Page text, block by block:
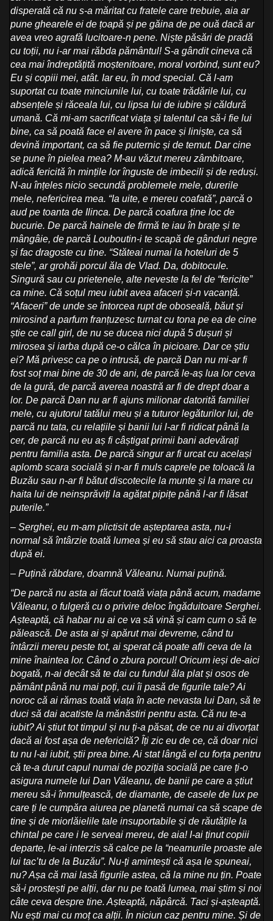
disperată că nu s-a măritat cu fratele care trebuie, aia ar
pune ghearele ei de țoapă și pe găina de pe ouă dacă ar
avea vreo agrafă lucitoare-n pene. Niște păsări de pradă
cu toții, nu i-ar mai răbda pământul! S-a gândit cineva că
cea mai îndreptățită moștenitoare, moral vorbind, sunt eu?
Eu și copiii mei, atât. Iar eu, în mod special. Că l-am
suportat cu toate minciunile lui, cu toate trădările lui, cu
absențele și răceala lui, cu lipsa lui de iubire și căldură
umană. Că mi-am sacrificat viața și talentul ca să-i fie lui
bine, ca să poată face el avere în pace și liniște, ca să
devină important, ca să fie puternic și de temut. Dar cine
se pune în pielea mea? M-au văzut mereu zâmbitoare,
adică fericită în mințile lor înguste de imbecili și de reduși.
N-au înțeles nicio secundă problemele mele, durerile
mele, nefericirea mea. “Ia uite, e mereu coafată”, parcă o
aud pe toanta de Ilinca. De parcă coafura ține loc de
bucurie. De parcă hainele de firmă te iau în brațe și te
mângâie, de parcă Louboutin-i te scapă de gânduri negre
și fac dragoste cu tine. “Stăteai numai la hoteluri de 5
stele”, ar grohăi porcul ăla de Vlad. Da, dobitocule.
Singură sau cu prietenele, alte neveste la fel de “fericite”
ca mine. Că soțul meu iubit avea afaceri și-n vacanță.
“Afaceri” de unde se întorcea rupt de oboseală, băut și
mirosind a parfum franțuzesc turnat cu tona pe ea de cine
știe ce call girl, de nu se ducea nici după 5 dușuri și
mirosea și iarba după ce-o călca în picioare. Dar ce știu
ei? Mă privesc ca pe o intrusă, de parcă Dan nu mi-ar fi
fost soț mai bine de 30 de ani, de parcă le-aș lua lor ceva
de la gură, de parcă averea noastră ar fi de drept doar a
lor. De parcă Dan nu ar fi ajuns milionar datorită familiei
mele, cu ajutorul tatălui meu și a tuturor legăturilor lui, de
parcă nu tata, cu relațiile și banii lui l-ar fi ridicat până la
cer, de parcă nu eu aș fi câștigat primii bani adevărați
pentru familia asta. De parcă singur ar fi urcat cu același
aplomb scara socială și n-ar fi muls caprele pe toloacă la
Buzău sau n-ar fi bătut discotecile la munte și la mare cu
haita lui de neinsprăviți la agățat pipițe până l-ar fi lăsat
puterile.”
– Serghei, eu m-am plictisit de așteptarea asta, nu-i
normal să întârzie toată lumea și eu să stau aici ca proasta
după ei.
– Puțină răbdare, doamnă Văleanu. Numai puțină.
“De parcă nu asta ai făcut toată viața până acum, madame
Văleanu, o fulgeră cu o privire deloc îngăduitoare Serghei.
Așteaptă, că habar nu ai ce va să vină și cam cum o să te
pălească. De asta ai și apărut mai devreme, când tu
întârzii mereu peste tot, ai sperat că poate afli ceva de la
mine înaintea lor. Când o zbura porcul! Oricum ieși de-aici
bogată, n-ai decât să te dai cu fundul ăla plat și osos de
pământ până nu mai poți, cui îi pasă de figurile tale? Ai
noroc că ai rămas toată viața în acte nevasta lui Dan, să te
duci să dai acatiste la mănăstiri pentru asta. Că nu te-a
iubit? Ai știut tot timpul și nu ți-a păsat, de ce nu ai divorțat
dacă ai fost așa de nefericită? Îți zic eu de ce, că doar nici
tu nu l-ai iubit, știi prea bine. Ai stat lângă el cu forța pentru
că te-a durut capul numai de poziția socială pe care ți-o
asigura numele lui Dan Văleanu, de banii pe care a știut
mereu să-i înmulțească, de diamante, de casele de lux pe
care ți le cumpăra aiurea pe planetă numai ca să scape de
tine și de miorlăielile tale insuportabile și de răutățile la
chintal pe care i le serveai mereu, de aia! I-ai ținut copiii
departe, le-ai interzis să calce pe la “neamurile proaste ale
lui tac’tu de la Buzău”. Nu-ți amintești că așa le spuneai,
nu? Așa că mai lasă figurile astea, că la mine nu țin. Poate
să-i prostești pe alții, dar nu pe toată lumea, mai știm și noi
câte ceva despre tine. Așteaptă, năpârcă. Taci și-așteaptă.
Nu ești mai cu moț ca alții. În niciun caz pentru mine. Și de